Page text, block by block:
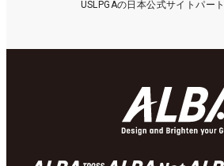
USLPGAの日本公式サイトパー